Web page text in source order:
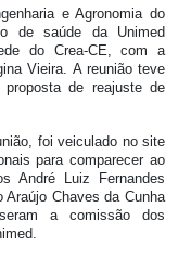
e Agronomia do
de saúde da Unimed
do Crea-CE, com a
Vieira. A reunião teve
de reajuste de
foi veiculado no site
para comparecer ao
André Luiz Fernandes
Chaves da Cunha
a comissão dos